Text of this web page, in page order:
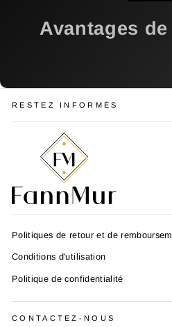
Avantages
RESTEZ INFORMÉS
Politiques de retour et de
Conditions d'utilisation
Politique de confidentialité
CONTACTEZ-NOUS